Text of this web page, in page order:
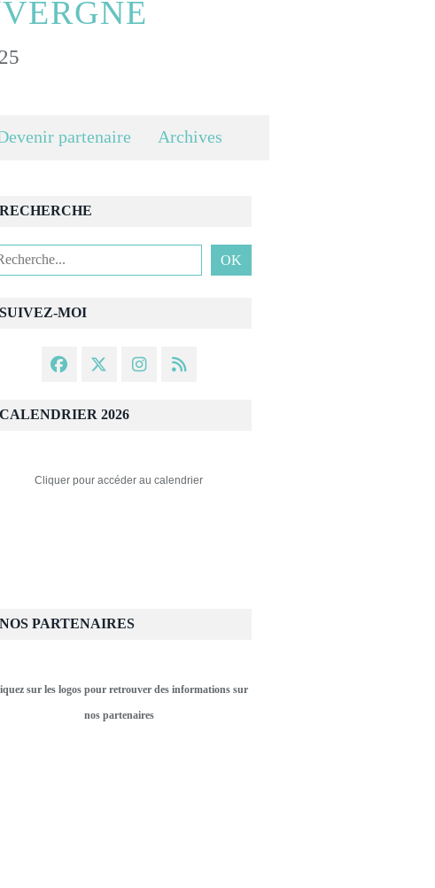
partenaire Archives
SUIVEZ-MOI
RECHERCHE
CALENDRIER 2026
Cliquer pour accéder au calendrier
NOS PARTENAIRES
sur les logos pour retrouver des informations sur
nos partenaires